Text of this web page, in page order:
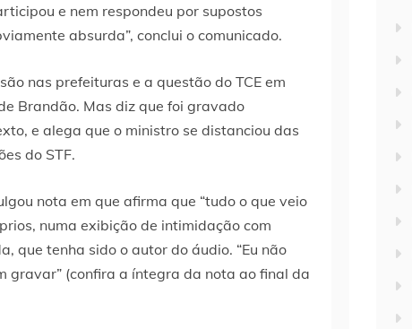
e nem respondeu por supostos
absurda”, conclui o comunicado.
nas prefeituras e a questão do TCE em
Brandão. Mas diz que foi gravado
e alega que o ministro se distanciou das
do STF.
nota em que afirma que “tudo o que veio
numa exibição de intimidação com
que tenha sido o autor do áudio. “Eu não
gravar” (confira a íntegra da nota ao final da